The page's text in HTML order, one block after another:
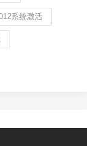
系统激活